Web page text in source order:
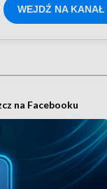
WEJDŹ NA
na Facebooku